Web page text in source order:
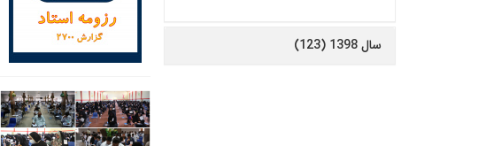
سال 1398 (123)